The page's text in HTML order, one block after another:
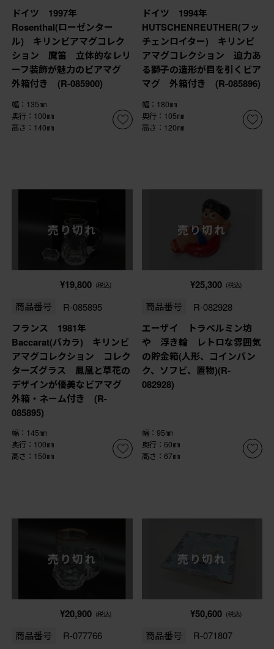
ドイツ 1997年
Rosenthal(ローゼンター
ル) キリンビアマグコレク
ション 魔笛 立体的なレリ
ーフ装飾が魅力のビアマグ
外箱付き (R-085900)
幅：135㎜
奥行：100㎜
高さ：140㎜
ドイツ 1994年
HUTSCHENREUTHER(フッ
チェンロイター) キリンビ
アマグコレクション 迫力あ
る獅子の造形が目を引くビア
マグ 外箱付き (R-085896)
幅：180㎜
奥行：105㎜
高さ：120㎜
売り切れ
¥19,800 (税込)
商品番号 R-085895
フランス 1981年
Baccarat(バカラ) キリンビ
アマグコレクション コレク
ターズグラス 鳳凰と草花の
デザインが優美なビアマグ
外箱・ネーム付き (R-
085895)
幅：145㎜
奥行：100㎜
高さ：150㎜
売り切れ
¥25,300 (税込)
商品番号 R-082928
エーザイ トラベルミン坊
や 浮き輪 レトロな雰囲気
の貯金箱(人形、コインバン
ク、ソフビ、置物)(R-
082928)
幅：95㎜
奥行：60㎜
高さ：67㎜
売り切れ
¥20,900 (税込)
商品番号 R-077766
売り切れ
¥50,600 (税込)
商品番号 R-071807